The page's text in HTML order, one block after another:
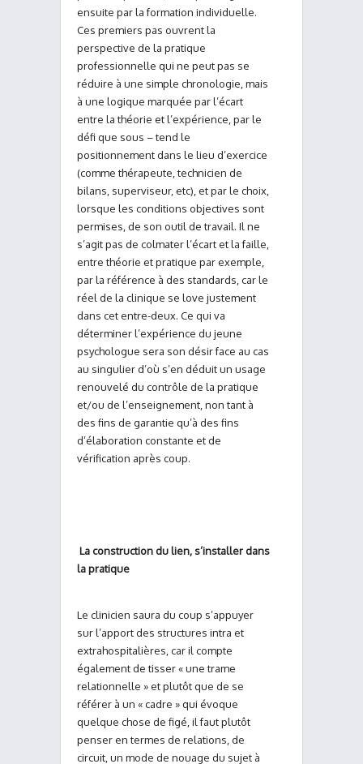
ensuite par la formation individuelle.
Ces premiers pas ouvrent la
perspective de la pratique
professionnelle qui ne peut pas se
réduire à une simple chronologie, mais
à une logique marquée par l’écart
entre la théorie et l’expérience, par le
défi que sous – tend le
positionnement dans le lieu d’exercice
(comme thérapeute, technicien de
bilans, superviseur, etc), et par le choix,
lorsque les conditions objectives sont
permises, de son outil de travail. Il ne
s’agit pas de colmater l’écart et la faille,
entre théorie et pratique par exemple,
par la référence à des standards, car le
réel de la clinique se love justement
dans cet entre-deux. Ce qui va
déterminer l’expérience du jeune
psychologue sera son désir face au cas
au singulier d’où s’en déduit un usage
renouvelé du contrôle de la pratique
et/ou de l’enseignement, non tant à
des fins de garantie qu’à des fins
d’élaboration constante et de
vérification après coup.
La construction du lien, s’installer dans
la pratique
Le clinicien saura du coup s’appuyer
sur l’apport des structures intra et
extrahospitalières, car il compte
également de tisser « une trame
relationnelle » et plutôt que de se
référer à un « cadre » qui évoque
quelque chose de figé, il faut plutôt
penser en termes de relations, de
circuit, un mode de nouage du sujet à